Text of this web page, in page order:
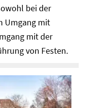
bei der
Umgang mit
mit der
von Festen.